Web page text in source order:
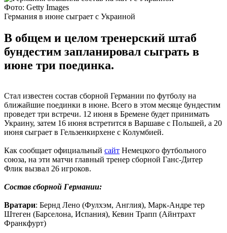
Фото: Getty Images
Германия в июне сыграет с Украиной
В общем и целом тренерский штаб
бундестим запланировал сыграть в
июне три поединка.
Стал известен состав сборной Германии по футболу на
ближайшие поединки в июне. Всего в этом месяце бундестим
проведет три встречи. 12 июня в Бремене будет принимать
Украину, затем 16 июня встретится в Варшаве с Польшей, а 20
июня сыграет в Гельзенкирхене с Колумбией.
Как сообщает официальный сайт Немецкого футбольного
союза, на эти матчи главный тренер сборной Ганс-Дитер
Флик вызвал 26 игроков.
Состав сборной Германии:
Вратари: Бернд Лено (Фулхэм, Англия), Марк-Андре тер
Штеген (Барселона, Испания), Кевин Трапп (Айнтрахт
Франкфурт)